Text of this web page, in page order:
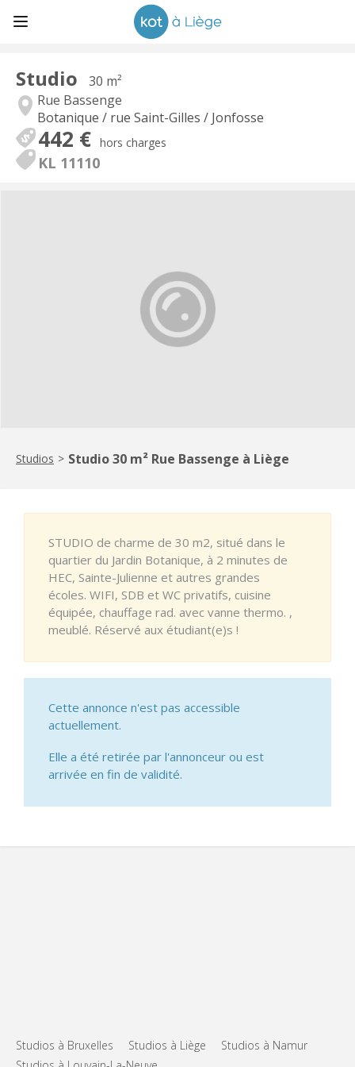
Studio
30 m²
Rue Bassenge
Botanique / rue Saint-Gilles / Jonfosse
442 € hors charges
KL 11110
Studios > Studio 30 m² Rue Bassenge à Liège
STUDIO de charme de 30 m2, situé dans le
quartier du Jardin Botanique, à 2 minutes de
HEC, Sainte-Julienne et autres grandes
écoles. WIFI, SDB et WC privatifs, cuisine
équipée, chauffage rad. avec vanne thermo. ,
meublé. Réservé aux étudiant(e)s !
Cette annonce n'est pas accessible
actuellement.
Elle a été retirée par l'annonceur ou est
arrivée en fin de validité.
Studios à Bruxelles Studios à Liège
Studios à Namur